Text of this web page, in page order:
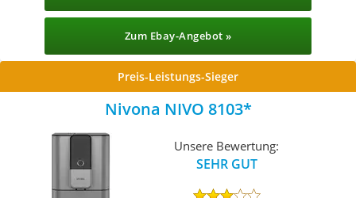
Zum Ebay-Angebot »
Preis-Leistungs-Sieger
Nivona NIVO 8103
Unsere Bewertung:
SEHR GUT